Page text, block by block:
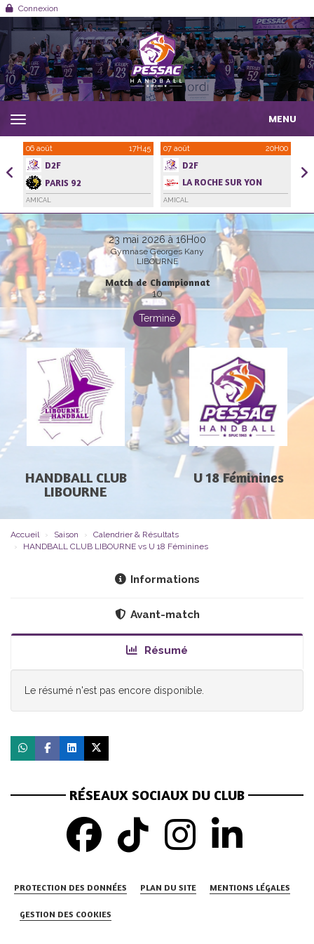
Connexion
MENU
06 août 17H45
D2F
PARIS 92
AMICAL
07 août 20H00
D2F
LA ROCHE SUR YON
HANDBALL VENDEE
AMICAL
23 mai 2026 à 16H00
Gymnase Georges Kany
LIBOURNE
Match de Championnat
10
Terminé
HANDBALL CLUB
LIBOURNE
U 18 Féminines
Accueil Saison
Calendrier & Résultats
HANDBALL CLUB LIBOURNE vs U 18 Féminines
Informations
Avant-match
Résumé
Le résumé n'est pas encore disponible.
RÉSEAUX SOCIAUX DU CLUB
PROTECTION DES DONNÉES PLAN DU SITE MENTIONS LÉGALES
GESTION DES COOKIES
Panneau de gestion des cookies